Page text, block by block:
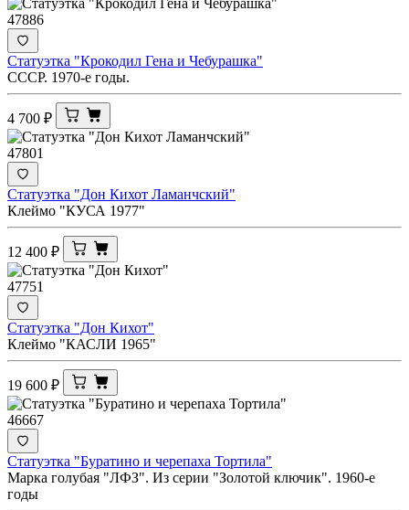
47886
Статуэтка "Крокодил Гена и Чебурашка"
СССР. 1970-е годы.
4 700 ₽
47801
Статуэтка "Дон Кихот Ламанчский"
Клеймо "КУСА 1977"
12 400 ₽
47751
Статуэтка "Дон Кихот"
Клеймо "КАСЛИ 1965"
19 600 ₽
46667
Статуэтка "Буратино и черепаха Тортила"
Марка голубая "ЛФЗ". Из серии "Золотой ключик". 1960-е
годы